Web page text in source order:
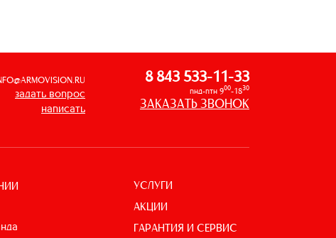
задать вопрос
написать
8 843 533-11-33
пнд-птн 900-1830
ЗАКАЗАТЬ ЗВОНОК
УСЛУГИ
АКЦИИ
ГАРАНТИЯ И СЕРВИС